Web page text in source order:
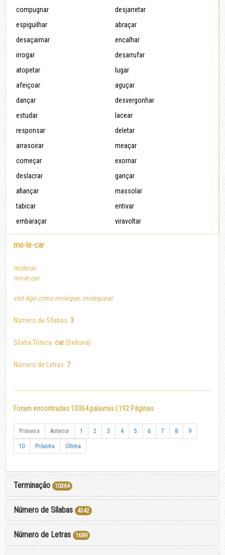
compugnar
desjarretar
espiguilhar
abraçar
desaçaimar
encalhar
irrogar
desarrufar
atopetar
lugar
afeiçoar
aguçar
dançar
desvergonhar
estudar
lacear
responsar
deletar
arrasoirar
meaçar
começar
exornar
deslacrar
gançar
afiançar
massolar
tabicar
entivar
embaraçar
viravoltar
mo-le-car
molecar
mo·le·car
vint Agir como moleque; molequear.
Número de Sílabas:3
Sílaba Tônica:car(Oxítona)
Número de Letras: 7
Foram encontradas 10364 palavras | 192 Páginas
Primeira Anterior 1 2 3 4 5 6 7 8 9
10 Próxima Última
Terminação 10364
Número de Sílabas 4542
Número de Letras 1689